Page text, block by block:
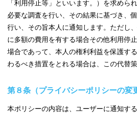
「利用停止等」といいます。）を求めら
必要な調査を行い、その結果に基づき、
行い、その旨本人に通知します。ただし
に多額の費用を有する場合その他利用停
場合であって、本人の権利利益を保護す
わるべき措置をとれる場合は、この代替策
第８条（プライバシーポリシーの変
本ポリシーの内容は、ユーザーに通知す